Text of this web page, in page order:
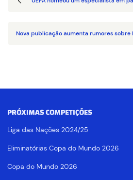
Nova publicação aumenta rumores sobre
PRÓXIMAS COMPETIÇÕES
Liga das Nações 2024/25
Eliminatórias Copa do Mundo 2026
Copa do Mundo 2026